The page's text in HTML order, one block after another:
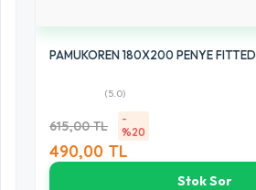
PAMUKOREN 180X200 PENYE FITTED
(5.0)
615,00 TL
-
%20
490,00 TL
Stok Sor